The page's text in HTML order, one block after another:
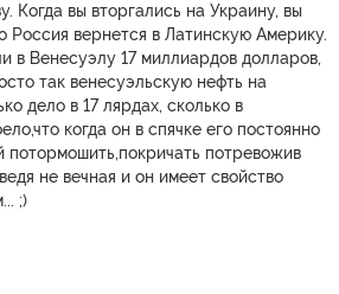
Когда вы вторгались на Украину, вы
Россия вернется в Латинскую Америку.
в Венесуэлу 17 миллиардов долларов,
так венесуэльскую нефть на
дело в 17 лярдах, сколько в
когда он в спячке его постоянно
потормошить,покричать потревожив
не вечная и он имеет свойство
;)